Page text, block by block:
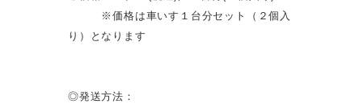
※価格は車いす１台分セット（２個入
り）となります
◎発送方法：